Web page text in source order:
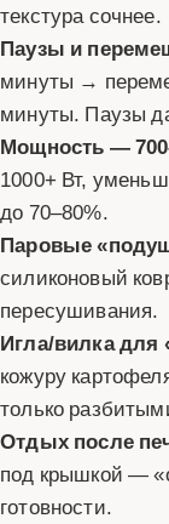
текстура сочнее.
Паузы и
минуты →
минуты. Паузы
Мощность —
1000+ Вт,
до 70–80%.
Паровые
силиконовый
пересушивания.
Игла/вилка для
кожуру
только
Отдых после
под крышкой —
готовности.